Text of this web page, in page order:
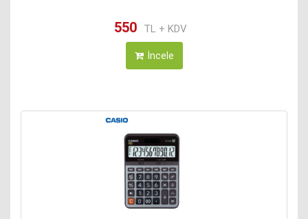
550 TL + KDV
İncele